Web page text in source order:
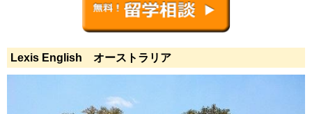
Lexis English オーストラリア